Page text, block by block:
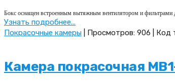
Бокс оснащен встроенным вытяжным вентилятором и фильтрами
Узнать подробнее...
Покрасочные камеры | Просмотров: 906 | Код
Камера покрасочная